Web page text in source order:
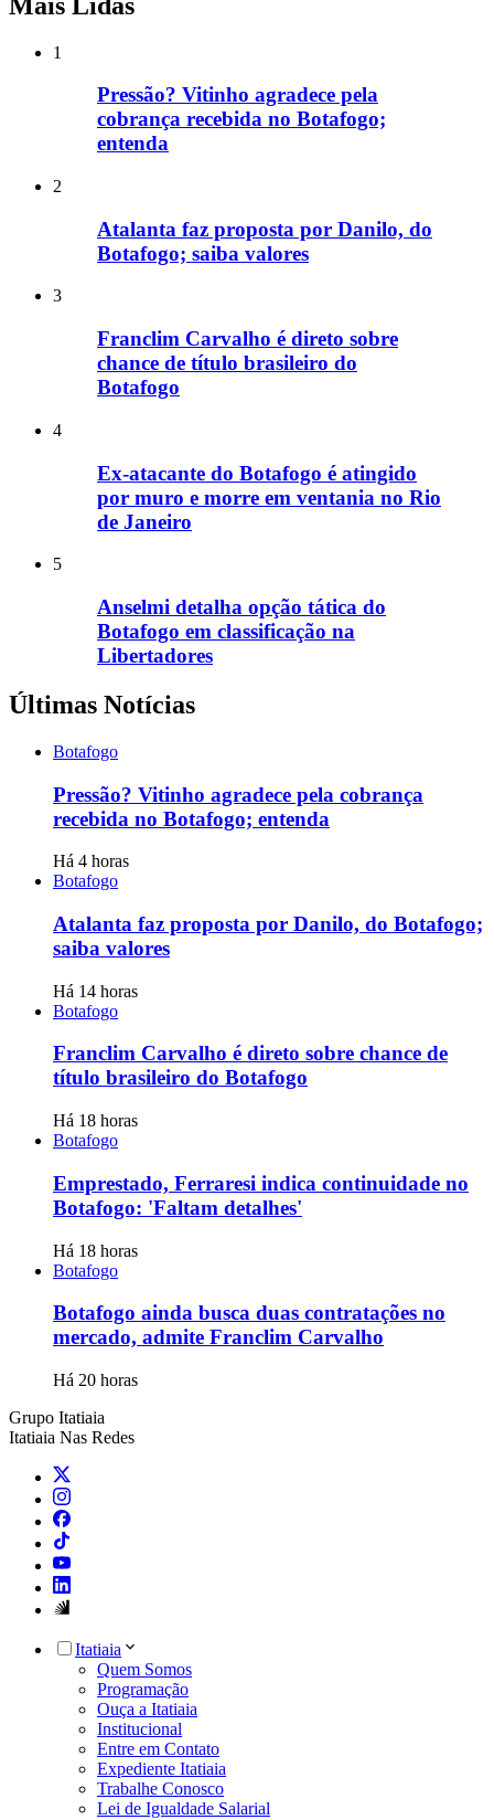
1
Pressão? Vitinho agradece pela
cobrança recebida no Botafogo;
entenda
2
Atalanta faz proposta por Danilo, do
Botafogo; saiba valores
3
Franclim Carvalho é direto sobre
chance de título brasileiro do
Botafogo
4
Ex-atacante do Botafogo é atingido
por muro e morre em ventania no Rio
de Janeiro
5
Anselmi detalha opção tática do
Botafogo em classificação na
Libertadores
Últimas Notícias
Botafogo
Pressão? Vitinho agradece pela cobrança
recebida no Botafogo; entenda
Há 4 horas
Botafogo
Atalanta faz proposta por Danilo, do Botafogo;
saiba valores
Há 14 horas
Botafogo
Franclim Carvalho é direto sobre chance de
título brasileiro do Botafogo
Há 18 horas
Botafogo
Emprestado, Ferraresi indica continuidade no
Botafogo: 'Faltam detalhes'
Há 18 horas
Botafogo
Botafogo ainda busca duas contratações no
mercado, admite Franclim Carvalho
Há 20 horas
Grupo Itatiaia
Itatiaia Nas Redes
Itatiaia
Quem Somos
Programação
Ouça a Itatiaia
Institucional
Entre em Contato
Expediente Itatiaia
Trabalhe Conosco
Lei de Igualdade Salarial